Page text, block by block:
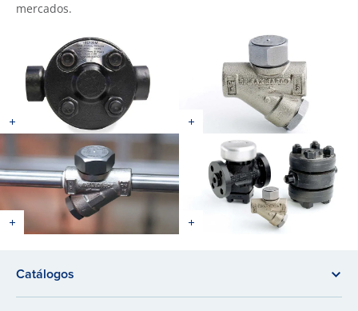
mercados.
Catálogos